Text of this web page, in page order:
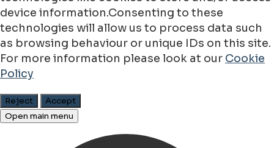
device information.Consenting to these
technologies will allow us to process data such
as browsing behaviour or unique IDs on this site.
For more information please look at our Cookie
Policy
Reject
Accept
Open main menu